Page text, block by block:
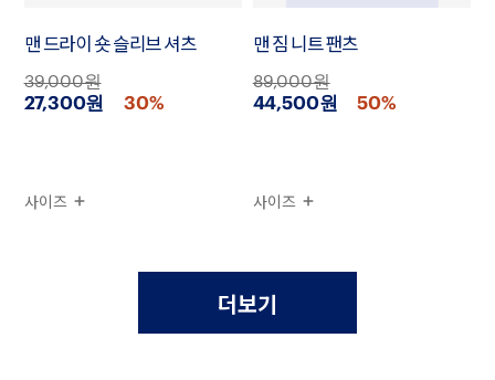
맨 드라이 숏 슬리브 셔츠
39,000원
27,300원 30%
사이즈
맨 짐 니트 팬츠
89,000원
44,500원 50%
사이즈
더보기